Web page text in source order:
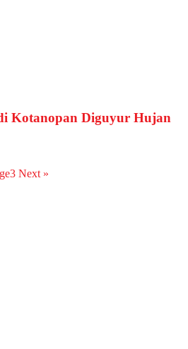
Kotanopan Diguyur Hujan
3 Next »